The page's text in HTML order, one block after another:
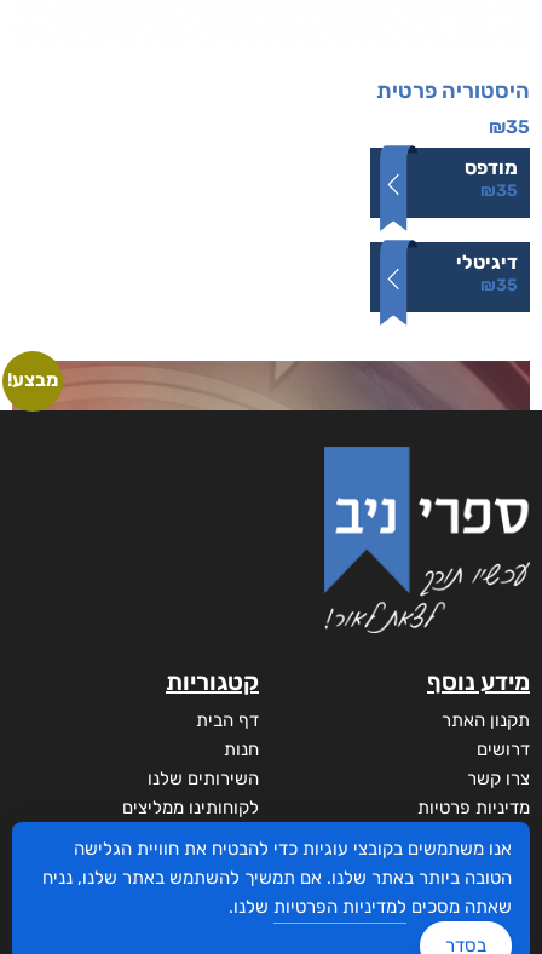
היסטוריה פרטית
₪35
מודפס
₪35
דיגיטלי
₪35
מבצע!
מידע נוסף
תקנון האתר
דרושים
צרו קשר
מדיניות פרטיות
הצהרת נגישות
לקוחות
סביבת סופר
קטגוריות
דף הבית
חנות
השירותים שלנו
לקוחותינו ממליצים
מי אנחנו?
אנו משתמשים בקובצי עוגיות כדי להבטיח את חוויית הגלישה
הטובה ביותר באתר שלנו. אם תמשיך להשתמש באתר שלנו, נניח
שאתה מסכים למדיניות הפרטיות שלנו.
בסדר